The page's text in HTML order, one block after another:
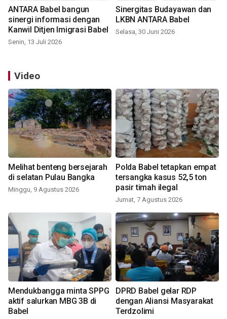
ANTARA Babel bangun
sinergi informasi dengan
Kanwil Ditjen Imigrasi Babel
Senin, 13 Juli 2026
Sinergitas Budayawan dan
LKBN ANTARA Babel
Selasa, 30 Juni 2026
Video
Melihat benteng bersejarah
di selatan Pulau Bangka
Minggu, 9 Agustus 2026
Polda Babel tetapkan empat
tersangka kasus 52,5 ton
pasir timah ilegal
Jumat, 7 Agustus 2026
Mendukbangga minta SPPG
aktif salurkan MBG 3B di
Babel
DPRD Babel gelar RDP
dengan Aliansi Masyarakat
Terdzolimi